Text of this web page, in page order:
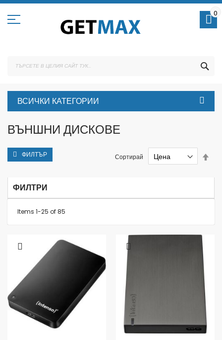
Skip
Content
0
ВСИЧКИ КАТЕГОРИИ
ВЪНШНИ ДИСКОВЕ
Items 1-25 of 85
Сортирай
ФИЛТЪР
ФИЛТРИ